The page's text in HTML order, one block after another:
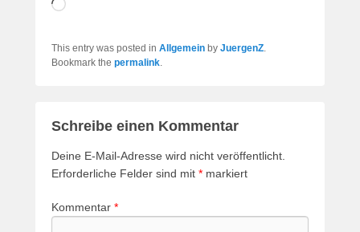
Wird
This entry was posted in Allgemein by JuergenZ
Bookmark the permalink
Schreibe einen Kommentar
Deine E-Mail-Adresse wird nicht veröffentlicht.
Erforderliche Felder sind mit * markiert
Kommentar *